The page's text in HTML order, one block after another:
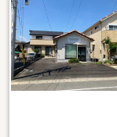
です！ご希望の際は
せ！■■【周辺環境・
約9分・最寄りのバ